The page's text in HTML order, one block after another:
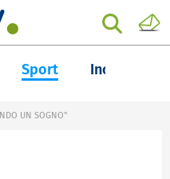
Sport Inchieste
UN SOGNO"